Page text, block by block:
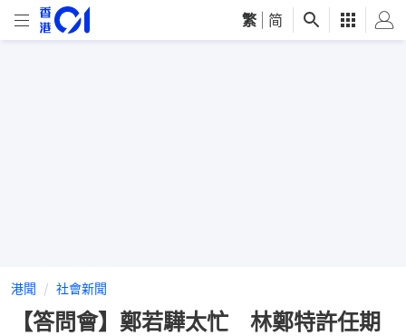
繁 简
港聞 社會新聞
【答問會】鄭若驊太忙 林鄭特許任期